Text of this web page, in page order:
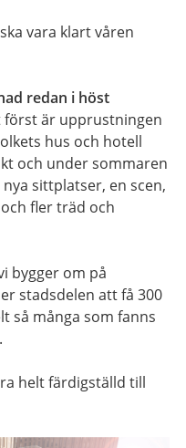
vara klart våren
redan i höst
först är upprustningen
hus och hotell
och under sommaren
sittplatser, en scen,
fler träd och
bygger om på
stadsdelen att få 300
så många som fanns
helt färdigställd till